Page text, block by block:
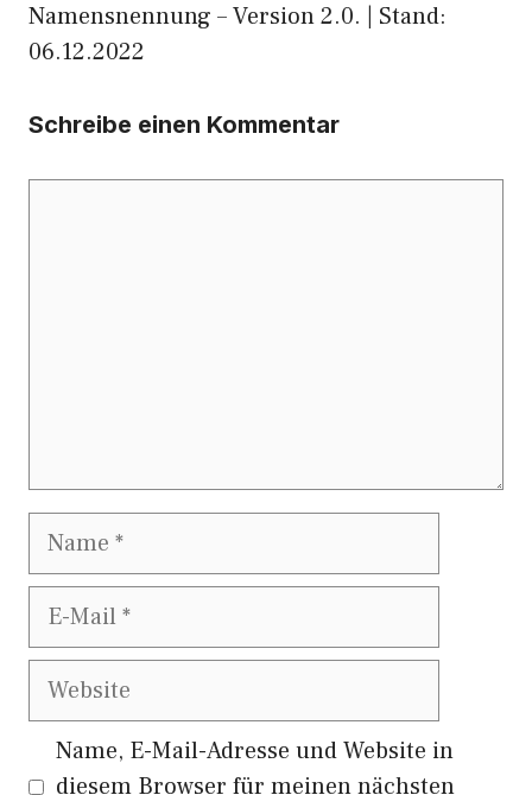
Namensnennung – Version 2.0. | Stand:
06.12.2022
Schreibe einen Kommentar
Name
E-
Website
Name, E-Mail-Adresse und Website in
diesem Browser für meinen nächsten